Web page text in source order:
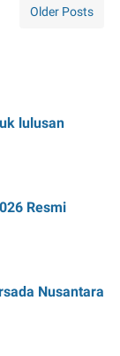
Older Posts
lulusan
Resmi
Nusantara